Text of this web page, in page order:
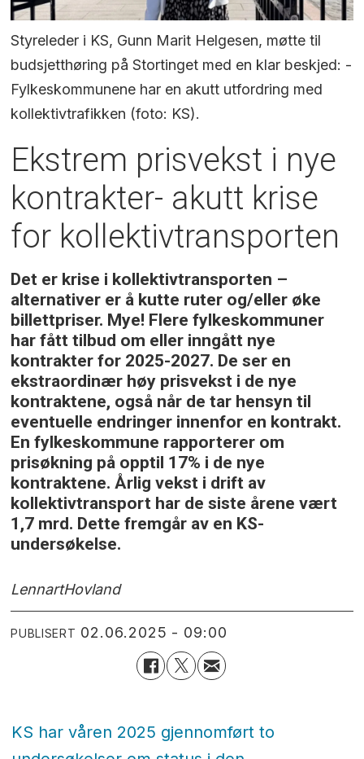
Styreleder i KS, Gunn Marit Helgesen, møtte til
budsjetthøring på Stortinget med en klar beskjed: -
Fylkeskommunene har en akutt utfordring med
kollektivtrafikken (foto: KS).
Ekstrem prisvekst i nye
kontrakter- akutt krise
for kollektivtransporten
Det er krise i kollektivtransporten –
alternativer er å kutte ruter og/eller øke
billettpriser. Mye! Flere fylkeskommuner
har fått tilbud om eller inngått nye
kontrakter for 2025-2027. De ser en
ekstraordinær høy prisvekst i de nye
kontraktene, også når de tar hensyn til
eventuelle endringer innenfor en kontrakt.
En fylkeskommune rapporterer om
prisøkning på opptil 17% i de nye
kontraktene. Årlig vekst i drift av
kollektivtransport har de siste årene vært
1,7 mrd. Dette fremgår av en KS-
undersøkelse.
LennartHovland
PUBLISERT 02.06.2025 - 09:00
KS har våren 2025 gjennomført to